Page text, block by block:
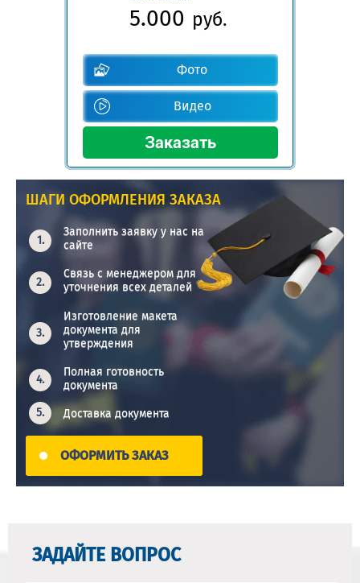
5.000 руб.
Фото
Видео
ШАГИ ОФОРМЛЕНИЯ ЗАКАЗА
Заполнить заявку у нас на
сайте
Связь с менеджером для
уточнения всех деталей
Изготовление макета
документа для
утверждения
Полная готовность
документа
Доставка документа
ОФОРМИТЬ ЗАКАЗ
ЗАДАЙТЕ ВОПРОС